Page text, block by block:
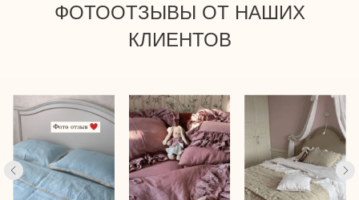
ФОТООТЗЫВЫ ОТ НАШИХ
КЛИЕНТОВ